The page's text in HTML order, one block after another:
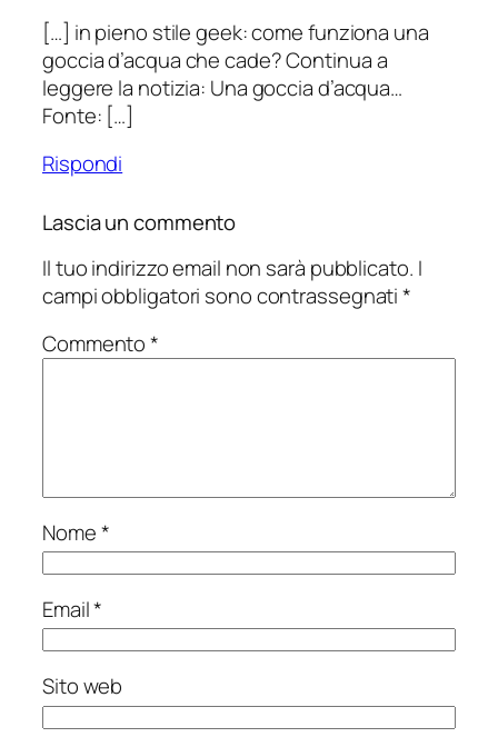
[…] in pieno stile geek: come funziona una
goccia d’acqua che cade? Continua a
leggere la notizia: Una goccia d’acqua…
Fonte: […]
Rispondi
Lascia un commento
Il tuo indirizzo email non sarà pubblicato. I
campi obbligatori sono contrassegnati*
Commento*
Nome*
Email*
Sito web